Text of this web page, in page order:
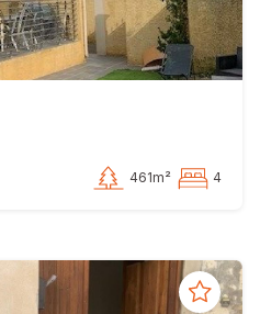
461m² 4